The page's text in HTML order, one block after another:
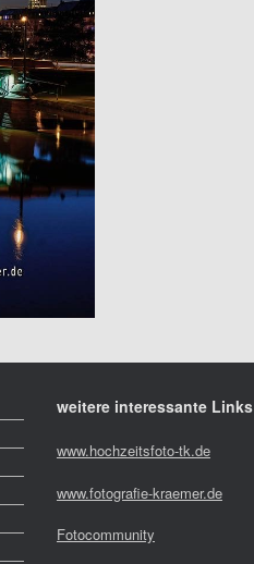
weitere interessante Links
www.hochzeitsfoto-tk.de
www.fotografie-kraemer.de
Fotocommunity